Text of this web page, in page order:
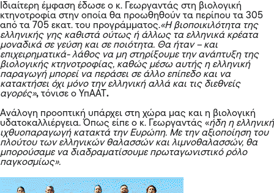
Ιδιαίτερη έμφαση έδωσε ο κ. Γεωργαντάς στη βιολογική
κτηνοτροφία στην οποία θα προωθηθούν τα περίπου τα 305
από τα 705 εκατ. του προγράμματος.«Η βιοποικιλότητα της
ελληνικής γης καθιστά ούτως ή άλλως τα ελληνικά κρέατα
μοναδικά σε γεύση και σε ποιότητα. Θα ήταν – και
επιχειρηματικά- λάθος να μη στηρίξουμε την ανάπτυξη της
βιολογικής κτηνοτροφίας, καθώς μέσω αυτής η ελληνική
παραγωγή μπορεί να περάσει σε άλλο επίπεδο και να
κατακτήσει όχι μόνο την ελληνική αλλά και τις διεθνείς
αγορές», τόνισε ο ΥπΑΑΤ .
Ανάλογη προοπτική υπάρχει στη χώρα μας και η βιολογική
υδατοκαλλιέργεια. Όπως είπε ο κ. Γεωργαντάς «ήδη η ελληνική
ιχθυοπαραγωγή κατακτά την Ευρώπη. Με την αξιοποίηση του
πλούτου των ελληνικών θαλασσών και λιμνοθαλασσών, θα
μπορούσαμε να διαδραματίσουμε πρωταγωνιστικό ρόλο
παγκοσμίως».